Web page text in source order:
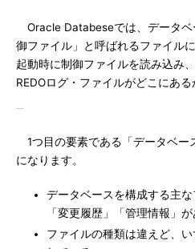
Oracle Databeseでは、データベ
御ファイル」と呼ばれるファイル
起動時に制御ファイルを読み込み
REDOログ・ファイルがどこにある
1つ目の要素である「データベー
になります。
データベースを構成する主な
「変更履歴」「管理情報」
ファイルの種類は違えど、